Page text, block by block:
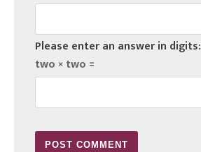
Please enter an answer in digits:
two × two =